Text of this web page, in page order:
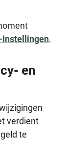
instellingen.
en
verdient
te